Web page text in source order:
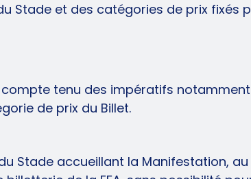
Stade et des catégories de prix fixés
tenu des impératifs
de prix du Billet.
Stade accueillant la Manifestation,